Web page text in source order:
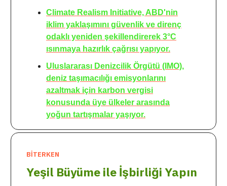
Climate Realism Initiative, ABD'nin
iklim yaklaşımını güvenlik ve direnç
odaklı yeniden şekillendirerek 3°C
ısınmaya hazırlık çağrısı yapıyor.
Uluslararası Denizcilik Örgütü (IMO),
deniz taşımacılığı emisyonlarını
azaltmak için karbon vergisi
konusunda üye ülkeler arasında
yoğun tartışmalar yaşıyor.
BİTERKEN
Yeşil Büyüme ile İşbirliği Yapın